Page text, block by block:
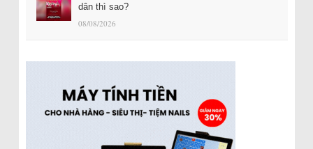
dân thì sao?
08/08/2026